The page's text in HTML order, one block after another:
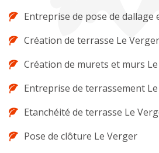
Entreprise de pose de dallage
Création de terrasse Le Verger
Création de murets et murs
Entreprise de terrassement
Etanchéité de terrasse Le
Pose de clôture Le Verger